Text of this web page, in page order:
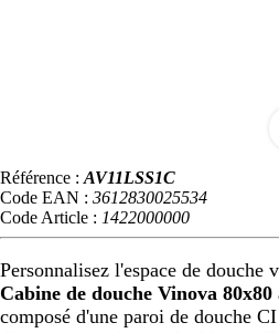
Référence : AV11LSS1C
Code EAN : 3612830025534
Code Article : 1422000000
Personnalisez l'espace de douche
Cabine de douche Vinova
composé d'une paroi de douche